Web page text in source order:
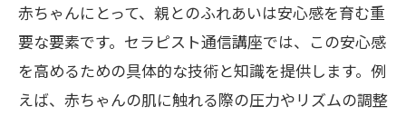
の効果
親子の絆を深めるマッサージの魅力
健康増進に役立つベビーマッサージの技
赤ちゃんにとって、親とのふれあいは安心感を育む重
要な要素です。セラピスト通信講座では、この安心感
を高めるための具体的な技術と知識を提供します。例
えば、赤ちゃんの肌に触れる際の圧力やリズムの調整